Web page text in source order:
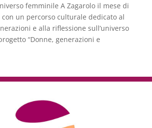
femminile A Zagarolo il mese di
con un percorso culturale dedicato al
e alla riflessione sull’universo
“Donne, generazioni e